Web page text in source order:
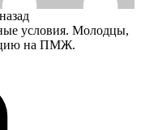
условия. Молодцы,
на ПМЖ.